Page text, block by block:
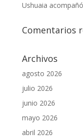
Ushuaia
Comentarios
Archivos
agosto 2026
julio 2026
junio 2026
mayo 2026
abril 2026